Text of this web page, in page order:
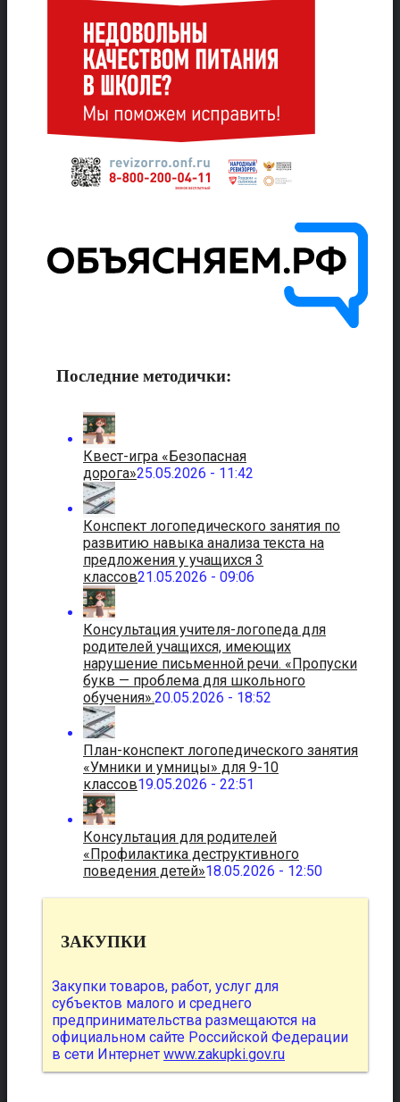
Последние методички:
Квест-игра «Безопасная
дорога»25.05.2026 - 11:42
Конспект логопедического занятия по
развитию навыка анализа текста на
предложения у учащихся 3
классов21.05.2026 - 09:06
Консультация учителя-логопеда для
родителей учащихся, имеющих
нарушение письменной речи. «Пропуски
букв — проблема для школьного
обучения».20.05.2026 - 18:52
План-конспект логопедического занятия
«Умники и умницы» для 9-10
классов19.05.2026 - 22:51
Консультация для родителей
«Профилактика деструктивного
поведения детей»18.05.2026 - 12:50
ЗАКУПКИ
Закупки товаров, работ, услуг для
субъектов малого и среднего
предпринимательства размещаются на
официальном сайте Российской Федерации
в сети Интернет www.zakupki.gov.ru